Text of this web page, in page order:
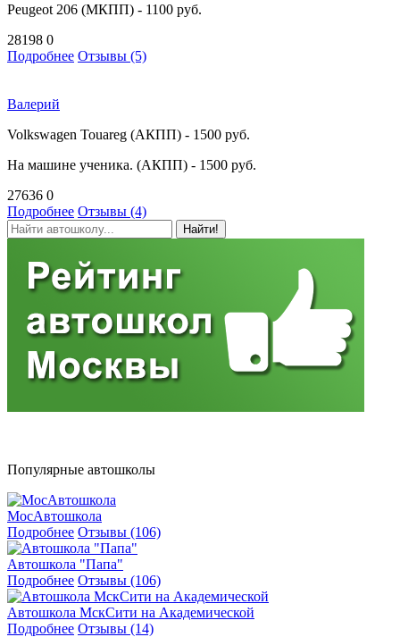
Peugeot 206 (МКПП) - 1100 руб.
28198 0
Подробнее Отзывы (5)
Валерий
Volkswagen Touareg (АКПП) - 1500 руб.
На машине ученика. (АКПП) - 1500 руб.
27636 0
Подробнее Отзывы (4)
Найти!
Популярные автошколы
МосАвтошкола
Подробнее Отзывы (106)
Автошкола "Папа"
Подробнее Отзывы (106)
Автошкола МскСити на Академической
Подробнее Отзывы (14)